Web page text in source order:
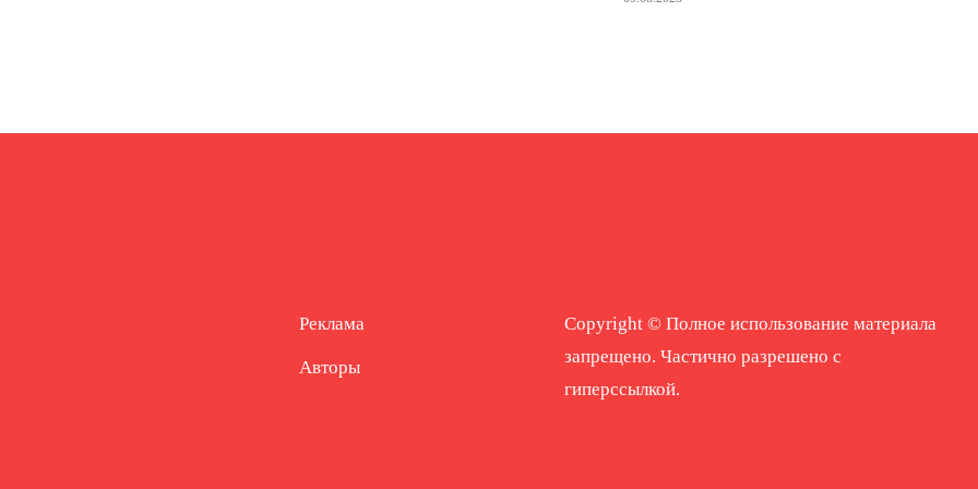
Реклама
Авторы
Copyright © Полное использование материала
запрещено. Частично разрешено с
гиперссылкой.